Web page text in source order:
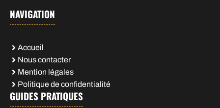
NAVIGATION
Accueil
Nous contacter
Mention légales
Politique de confidentialité
GUIDES PRATIQUES